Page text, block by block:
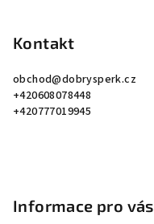
Kontakt
obchod@dobrysperk.cz
+420608078448
+420777019945
Informace pro vás